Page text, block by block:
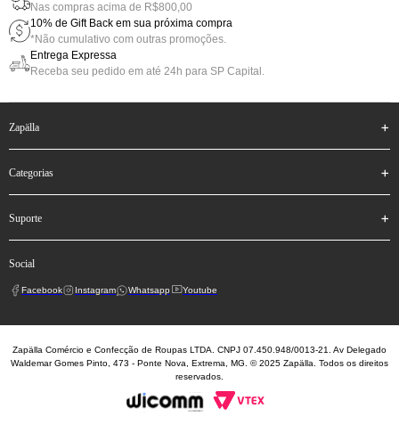
Nas compras acima de R$800,00
10% de Gift Back em sua próxima compra
*Não cumulativo com outras promoções.
Entrega Expressa
Receba seu pedido em até 24h para SP Capital.
zapälla
categorias
suporte
social
Facebook Instagram Whatsapp Youtube
Zapälla Comércio e Confecção de Roupas LTDA. CNPJ 07.450.948/0013-21. Av Delegado
Waldemar Gomes Pinto, 473 - Ponte Nova, Extrema, MG. © 2025 Zapälla. Todos os direitos
reservados.